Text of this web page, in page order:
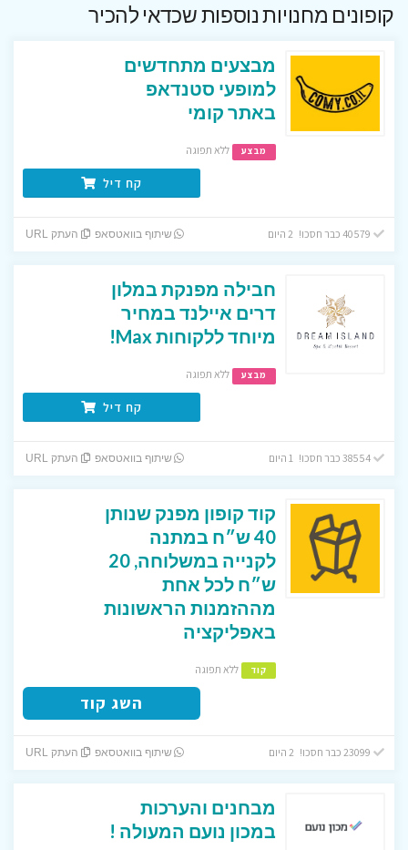
קופונים מחנויות נוספות שכדאי להכיר
מבצעים מתחדשים
למופעי סטנדאפ
באתר קומי
מבצע ללא תפוגה
קח דיל
שיתוף בוואטסאפ העתק URL
חבילה מפנקת במלון
דרים איילנד במחיר
מיוחד ללקוחות Max!
מבצע ללא תפוגה
קח דיל
38554 כבר חסכו! 1 היום שיתוף בוואטסאפ העתק URL
קוד קופון מפנק שנותן
40 ש״ח במתנה
לקנייה במשלוחה, 20
ש״ח לכל אחת
מההזמנות הראשונות
באפליקציה
קוד ללא תפוגה
השג קוד
שיתוף בוואטסאפ העתק URL
מבחנים והערכות
במכון נועם המעולה !